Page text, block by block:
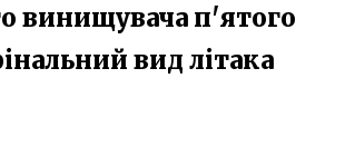
винищувача п'ятого
вид літака